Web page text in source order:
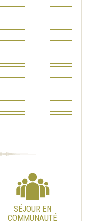
SÉJOUR EN
COMMUNAUTÉ